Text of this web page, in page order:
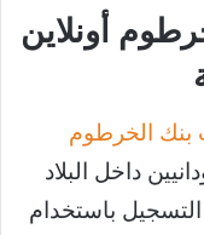
أونلاين
الخرطوم
داخل البلاد
باستخدام